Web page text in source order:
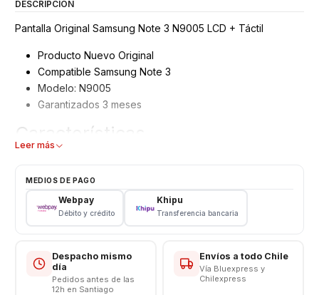
DESCRIPCIÓN
Pantalla Original Samsung Note 3 N9005 LCD + Táctil
Producto Nuevo Original
Compatible Samsung Note 3
Modelo: N9005
Garantizados 3 meses
Características
Valor No incluye instalación
Leer más
MEDIOS DE PAGO
Webpay
Débito y crédito
Khipu
Transferencia bancaria
Despacho mismo
día
Pedidos antes de las
12h en Santiago
Envíos a todo Chile
Vía Bluexpress y
Chilexpress